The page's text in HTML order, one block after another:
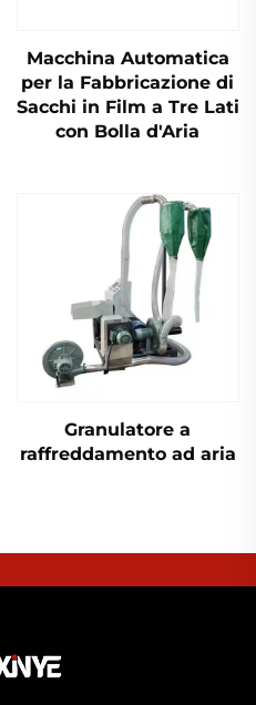
Macchina Automatica
per la Fabbricazione di
Sacchi in Film a Tre Lati
con Bolla d'Aria
Granulatore a
raffreddamento ad aria